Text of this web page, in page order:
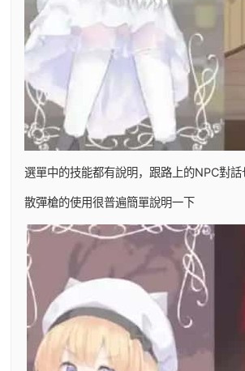
選單中的技能都有說明，跟路上的NPC對
散彈槍的使用很普遍簡單說明一下